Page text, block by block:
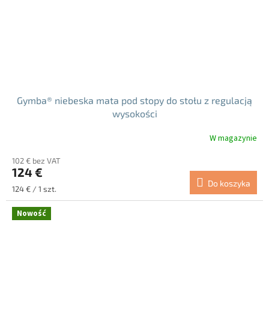
Gymba® niebeska mata pod stopy do stołu z regulacją
wysokości
W magazynie
102 € bez VAT
124 €
Cena
jednostkowa:
124 € / 1 szt.
Do koszyka
Nowość